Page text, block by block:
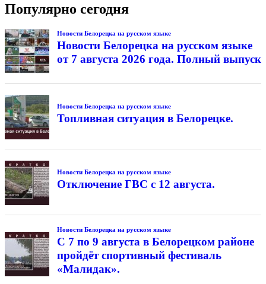
Популярно сегодня
Новости Белорецка на русском языке
Новости Белорецка на русском языке
от 7 августа 2026 года. Полный выпуск
Новости Белорецка на русском языке
Топливная ситуация в Белорецке.
Новости Белорецка на русском языке
Отключение ГВС с 12 августа.
Новости Белорецка на русском языке
С 7 по 9 августа в Белорецком районе
пройдёт спортивный фестиваль
«Малидак».